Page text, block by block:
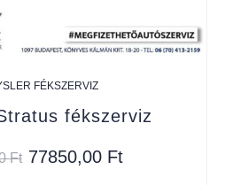
FÉKSZERVIZ
fékszerviz
Ft 77850,00 Ft